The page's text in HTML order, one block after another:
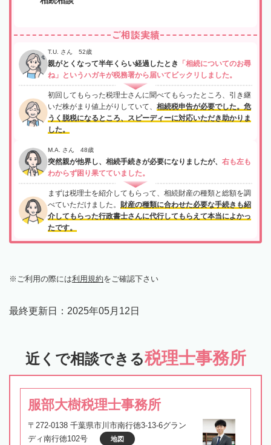
ご相談実績
T.U. さん 52歳
親がとくなって半年くらい経過したとき
「相続についてのお尋
ね」というハガキが税務署から届いてビックリしました。
初回してもらった税理士さんに聞べてもらったところ、引き継
いだ株がまり値上がりしていて、 相続税申告が必要でした。危
うく脱税になるところ、スピーディーに対応いただき助かりま
した。
M.A. さん 48歳
突然親が他界し、相続手続きが必要になりましたが、 右も左も
わからず困り果てていました。
まずは税理士を紹介してもらって、相続財産の種類と総額を調
べていただけました。 財産の種類に合わせた必要な手続きも紹
介してもらった行政書士さんに代行してもらえて本当によかっ
たです。
ご利用の際には利用規約をご確認下さい
最終更新日： 2025年05月12日
近くで相談できる税理士事務所
服部大樹税理士事務所
〒272-0138 千葉県市川市南行徳3-13-6グラン
ディ南行徳102号
地図